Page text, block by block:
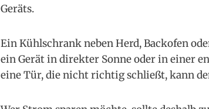
Geräts.
Ein Kühlschrank neben Herd, Backofen
ein Gerät in direkter Sonne oder in einer
eine Tür, die nicht richtig schließt, kann